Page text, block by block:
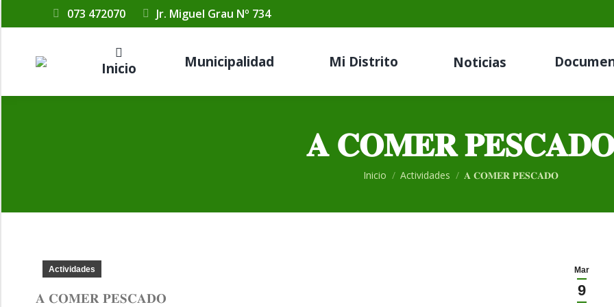
073 472070 Jr. Miguel Grau Nº 734
Inicio Municipalidad Mi Distrito Noticias
𝐀 𝐂𝐎𝐌𝐄𝐑
Estás aquí:
Inicio Actividades 𝐀 𝐂𝐎𝐌𝐄𝐑 𝐏𝐄𝐒𝐂𝐀𝐃𝐎
Mar
9
Actividades
𝐀 𝐂𝐎𝐌𝐄𝐑 𝐏𝐄𝐒𝐂𝐀𝐃𝐎